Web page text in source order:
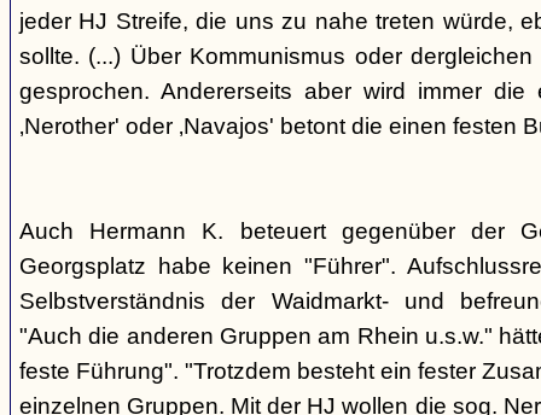
jeder HJ Streife, die uns zu nahe treten würde,
sollte. (...) Über Kommunismus oder
gesprochen. Andererseits aber wird immer die
‚Nerother' oder ‚Navajos' betont die einen festen
Auch Hermann K. beteuert gegenüber der
Georgsplatz habe keinen "Führer".
Selbstverständnis der Waidmarkt- und
"Auch die anderen Gruppen am Rhein u.s.w."
feste Führung". "Trotzdem besteht ein fester
einzelnen Gruppen. Mit der HJ wollen die sog.